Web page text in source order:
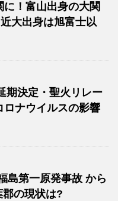
！富山出身の大関
大出身は旭富士以
期決定・聖火リレー
ロナウイルスの影響
島第一原発事故 から
の現状は?